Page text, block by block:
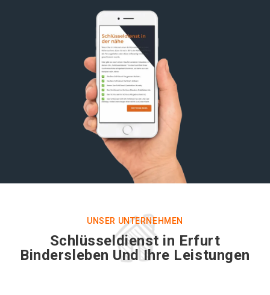
UNSER UNTERNEHMEN
Schlüsseldienst in Erfurt
Bindersleben Und Ihre Leistungen